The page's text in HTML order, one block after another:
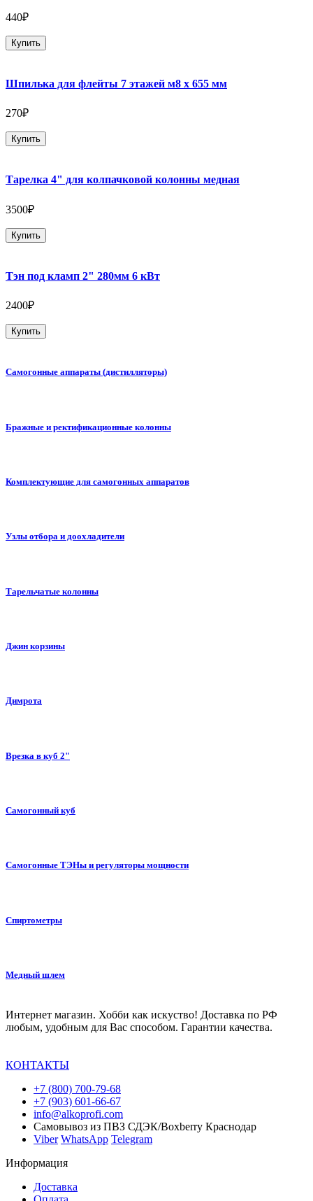
440₽
Купить
Шпилька для флейты 7 этажей м8 х 655 мм
270₽
Купить
Тарелка 4" для колпачковой колонны медная
3500₽
Купить
Тэн под кламп 2" 280мм 6 кВт
2400₽
Купить
Самогонные аппараты (дистилляторы)
Бражные и ректификационные колонны
Комплектующие для самогонных аппаратов
Узлы отбора и доохладители
Тарельчатые колонны
Джин корзины
Димрота
Врезка в куб 2"
Самогонный куб
Самогонные ТЭНы и регуляторы мощности
Спиртометры
Медный шлем
Интернет магазин. Хобби как искуство! Доставка по РФ
любым, удобным для Вас способом. Гарантии качества.
КОНТАКТЫ
+7 (800) 700-79-68
+7 (903) 601-66-67
info@alkoprofi.com
Самовывоз из ПВЗ СДЭК/Boxberry Краснодар
Viber WhatsApp Telegram
Информация
Доставка